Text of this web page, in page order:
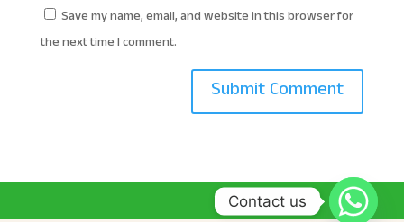
Save my name, email, and website in this browser for
the next time I comment.
Contact us